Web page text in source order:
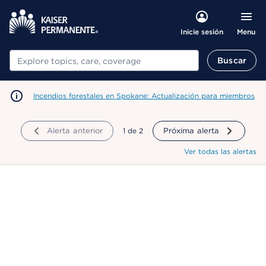
Inicie sesión Menu
Buscar Buscar
Incendios forestales en Spokane: Actualización para miembros
Alerta anterior mostrando
1 de 2 Próxima alerta
Ver todas las alertas